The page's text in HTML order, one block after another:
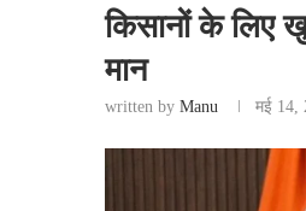
किसानों के लिए
मान
written by Manu मई 14,